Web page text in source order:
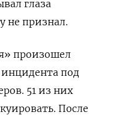
глаза
не признал.
произошел
инцидента под
51 из них
После